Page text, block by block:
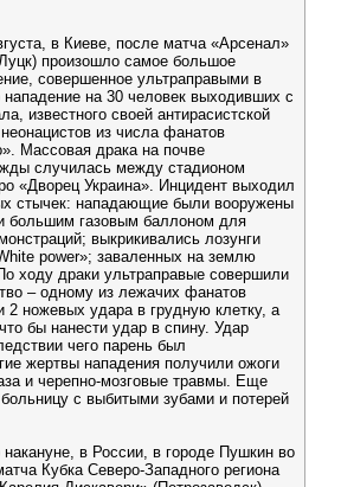
в Киеве, после матча «Арсенал»
произошло самое большое
совершенное ультраправыми в
на 30 человек выходивших с
известного своей антирасистской
из числа фанатов
Массовая драка на почве
случилась между стадионом
«Дворец Украина». Инцидент выходил
стычек: нападающие были вооружены
большим газовым баллоном для
выкрикивались лозунги
power»; заваленных на землю
ходу драки ультраправые совершили
– одному из лежачих фанатов
2 ножевых удара в грудную клетку, а
бы нанести удар в спину. Удар
чего парень был
жертвы нападения получили ожоги
и черепно-мозговые травмы. Еще
с выбитыми зубами и потерей
накануне, в России, в городе Пушкин во
Кубка Северо-Западного региона